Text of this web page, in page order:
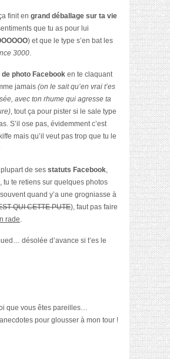
finit en grand déballage sur ta vie
que tu as pour lui
) et que le type s’en bat les
3000.
de photo Facebook en te claquant
jamais (on le sait qu’en vrai t’es
avec ton rhume qui agresse ta
, tout ça pour pister si le sale type
S’il ose pas, évidemment c’est
mais qu’il veut pas trop que tu le
de ses statuts Facebook,
, tu te retiens sur quelques photos
quand y’a une grogniasse à
QUI CETTE PUTE), faut pas faire
rade.
désolée d’avance si t’es le
que vous êtes pareilles…
pour glousser à mon tour !